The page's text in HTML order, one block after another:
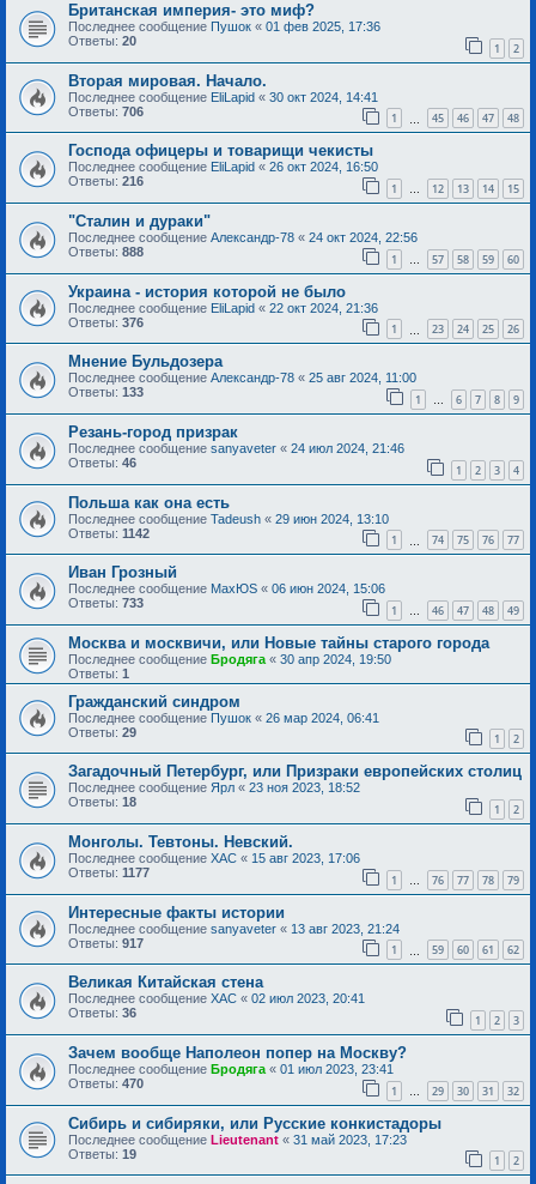
Британская империя- это миф?
Последнее сообщение Пушок « 01 фев 2025, 17:36
Ответы: 20 1 2
Вторая мировая. Начало.
Последнее сообщение EliLapid « 30 окт 2024, 14:41
Ответы: 706 1 45 46 47 48
Господа офицеры и товарищи чекисты
Последнее сообщение EliLapid « 26 окт 2024, 16:50
Ответы: 216 1 … 12 13 14 15
"Сталин и дураки"
Последнее сообщение Александр-78 « 24 окт 2024, 22:56
Ответы: 888 1 … 57 58 59 60
Украина - история которой не было
Последнее сообщение EliLapid « 22 окт 2024, 21:36
Ответы: 376 1 23 24 25 26
Мнение Бульдозера
Последнее сообщение Александр-78 « 25 авг 2024, 11:00
Ответы: 133 1 … 6 7 8 9
Резань-город призрак
Последнее сообщение sanyaveter « 24 июл 2024, 21:46
Ответы: 46 1 2 3 4
Польша как она есть
Последнее сообщение Tadeush « 29 июн 2024, 13:10
Ответы: 1142 1 74 75 76 77
Иван Грозный
Последнее сообщение MaxЮS « 06 июн 2024, 15:06
Ответы: 733 1 … 46 47 48 49
Москва и москвичи, или Новые тайны старого города
Последнее сообщение Бродяга « 30 апр 2024, 19:50
Ответы: 1
Гражданский синдром
Последнее сообщение Пушок « 26 мар 2024, 06:41
Ответы: 29 1 2
Загадочный Петербург, или Призраки европейских столиц
Последнее сообщение Ярл « 23 ноя 2023, 18:52
Ответы: 18 1 2
Монголы. Тевтоны. Невский.
Последнее сообщение ХАС « 15 авг 2023, 17:06
Ответы: 1177 1 … 76 77 78 79
Интересные факты истории
Последнее сообщение sanyaveter « 13 авг 2023, 21:24
Ответы: 917 1 59 60 61 62
Великая Китайская стена
Последнее сообщение ХАС « 02 июл 2023, 20:41
Ответы: 36 1 2 3
Зачем вообще Наполеон попер на Москву?
Последнее сообщение Бродяга « 01 июл 2023, 23:41
Ответы: 470 1 … 29 30 31 32
Сибирь и сибиряки, или Русские конкистадоры
Последнее сообщение Lieutenant « 31 май 2023, 17:23
Ответы: 19 1 2